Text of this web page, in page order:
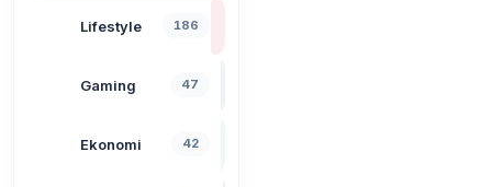
Lifestyle 186
Gaming 47
Ekonomi 42